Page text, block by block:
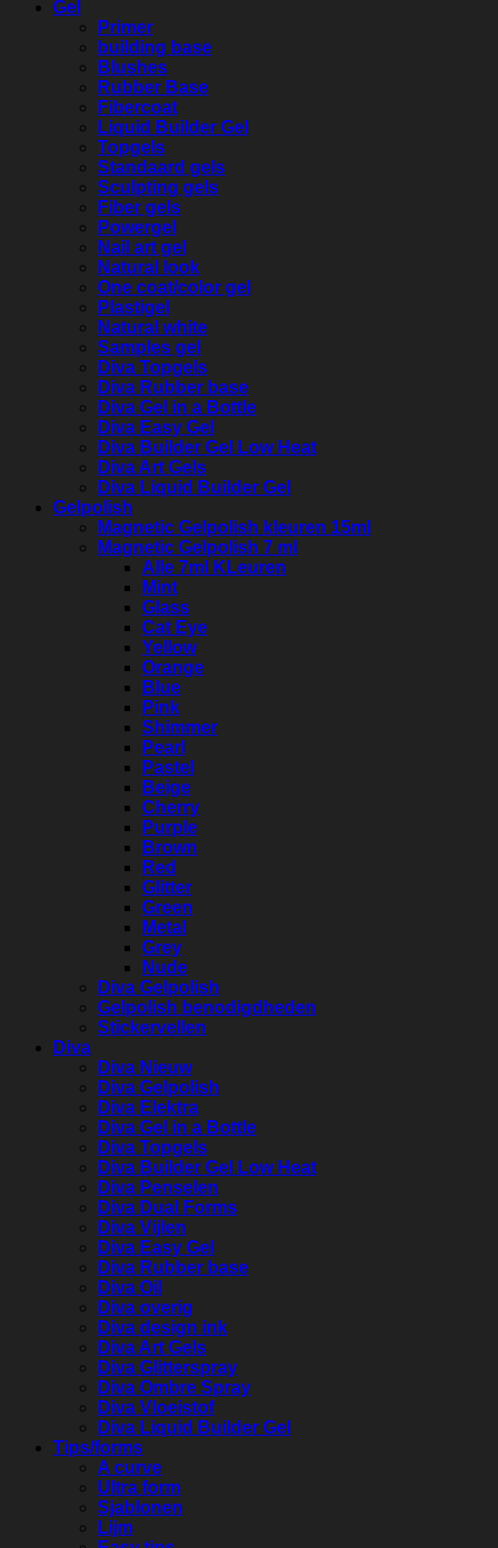
Gel
Primer
building base
Blushes
Rubber Base
Fibercoat
Liquid Builder Gel
Topgels
Standaard gels
Sculpting gels
Fiber gels
Powergel
Nail art gel
Natural look
One coat/color gel
Plastigel
Natural white
Samples gel
Diva Topgels
Diva Rubber base
Diva Gel in a Bottle
Diva Easy Gel
Diva Builder Gel Low Heat
Diva Art Gels
Diva Liquid Builder Gel
Gelpolish
Magnetic Gelpolish kleuren 15ml
Magnetic Gelpolish 7 ml
Alle 7ml KLeuren
Mint
Glass
Cat Eye
Yellow
Orange
Blue
Pink
Shimmer
Pearl
Pastel
Beige
Cherry
Purple
Brown
Red
Glitter
Green
Metal
Grey
Nude
Diva Gelpolish
Gelpolish benodigdheden
Stickervellen
Diva
Diva Nieuw
Diva Gelpolish
Diva Elektra
Diva Gel in a Bottle
Diva Topgels
Diva Builder Gel Low Heat
Diva Penselen
Diva Dual Forms
Diva Vijlen
Diva Easy Gel
Diva Rubber base
Diva Oil
Diva overig
Diva design ink
Diva Art Gels
Diva Glitterspray
Diva Ombre Spray
Diva Vloeistof
Diva Liquid Builder Gel
Tips/forms
A curve
Ultra form
Sjablonen
Lijm